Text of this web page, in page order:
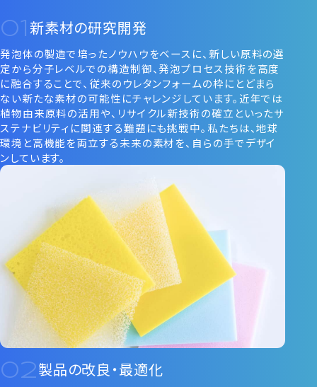
新素材の研究開発
発泡体の製造で培ったノウハウをベースに、新しい原料の選
定から分子レベルでの構造制御、発泡プロセス技術を高度
に融合することで、従来のウレタンフォームの枠にとどまら
ない新たな素材の可能性にチャレンジしています。近年では
植物由来原料の活用や、リサイクル新技術の確立といったサ
ステナビリティに関連する難題にも挑戦中。私たちは、地球
環境と高機能を両立する未来の素材を、自らの手でデザイ
ンしています。
製品の改良・最適化